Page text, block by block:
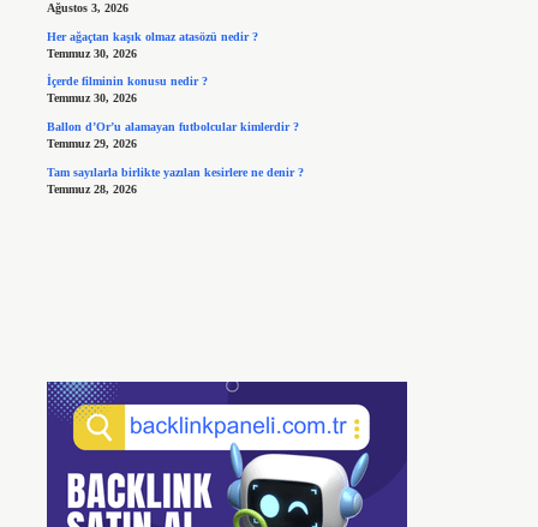
Ağustos 3, 2026
Her ağaçtan kaşık olmaz atasözü nedir ?
Temmuz 30, 2026
İçerde filminin konusu nedir ?
Temmuz 30, 2026
Ballon d’Or’u alamayan futbolcular kimlerdir ?
Temmuz 29, 2026
Tam sayılarla birlikte yazılan kesirlere ne denir ?
Temmuz 28, 2026